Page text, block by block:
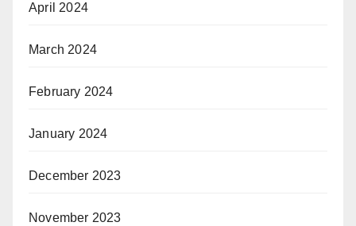
April 2024
March 2024
February 2024
January 2024
December 2023
November 2023